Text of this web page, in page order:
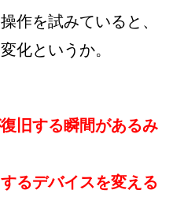
作を試みていると、
化というか。
旧する瞬間があるみ
るデバイスを変える